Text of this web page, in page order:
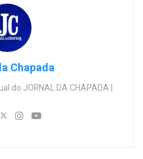
Chapada
do JORNAL DA CHAPADA |